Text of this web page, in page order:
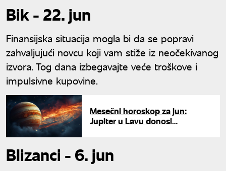
Bik - 22. jun
Finansijska situacija mogla bi da se popravi
zahvaljujući novcu koji vam stiže iz neočekivanog
izvora. Tog dana izbegavajte veće troškove i
impulsivne kupovine.
Mesečni horoskop za jun:
Jupiter u Lavu donosi
Blizanci - 6. jun